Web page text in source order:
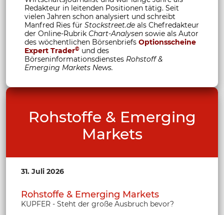
Redakteur in leitenden Positionen tätig. Seit
vielen Jahren schon analysiert und schreibt
Manfred Ries für Stockstreet.de als Chefredakteur
der Online-Rubrik Chart-Analysen sowie als Autor
des wöchentlichen Börsenbriefs Optionsscheine
Expert Trader© und des
Börseninformationsdienstes Rohstoff &
Emerging Markets News.
Rohstoffe & Emerging
Markets
31. Juli 2026
Rohstoffe & Emerging Markets
KUPFER - Steht der große Ausbruch bevor?